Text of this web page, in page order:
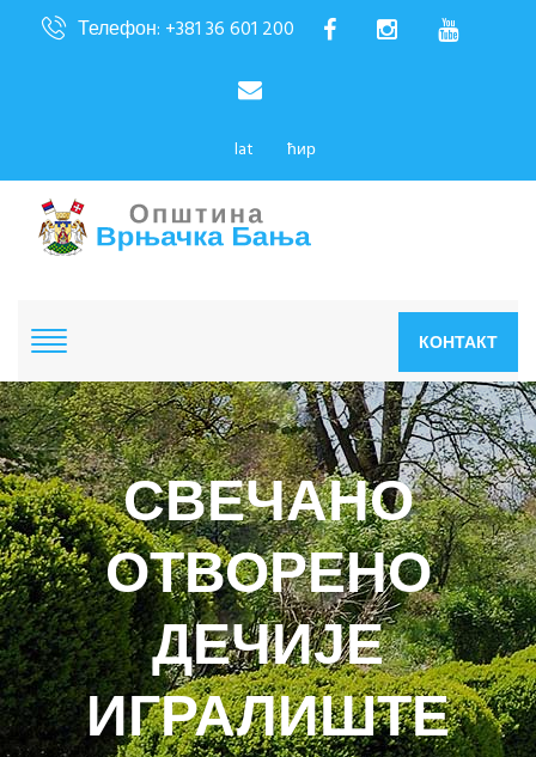
Телефон: +381 36 601 200
lat ћир
КОНТАКТ
СВЕЧАНО
ОТВОРЕНО
ДЕЧИЈЕ
ИГРАЛИШТЕ